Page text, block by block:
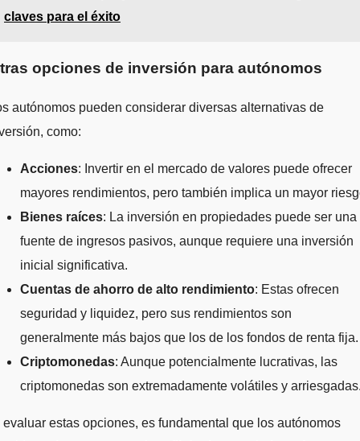
claves para el éxito
opciones de inversión para autónomos
autónomos pueden considerar diversas alternativas de
como:
Acciones: Invertir en el mercado de valores puede ofrecer
mayores rendimientos, pero también implica un mayor
Bienes raíces: La inversión en propiedades puede ser una
fuente de ingresos pasivos, aunque requiere una inversión
inicial significativa.
Cuentas de ahorro de alto rendimiento: Estas ofrecen
seguridad y liquidez, pero sus rendimientos son
generalmente más bajos que los de los fondos de renta fija.
Criptomonedas: Aunque potencialmente lucrativas, las
criptomonedas son extremadamente volátiles y
evaluar estas opciones, es fundamental que los autónomos